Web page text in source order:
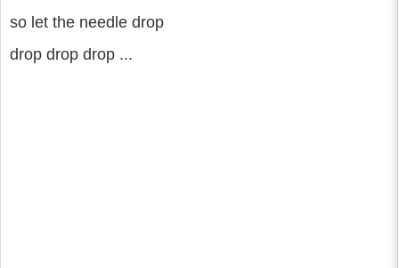
so let the needle drop
drop drop drop ...